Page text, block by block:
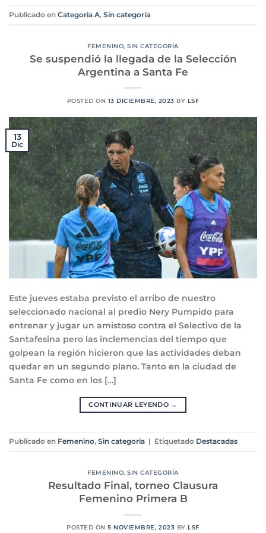
Publicado en Categoria A, Sin categoría
FEMENINO,SIN CATEGORÍA
Se suspendió la llegada de la Selección
Argentina a Santa Fe
POSTED ON 13 DICIEMBRE, 2023 BY LSF
13
Dic
Este jueves estaba previsto el arribo de nuestro
seleccionado nacional al predio Nery Pumpido para
entrenar y jugar un amistoso contra el Selectivo de la
Santafesina pero las inclemencias del tiempo que
golpean la región hicieron que las actividades deban
quedar en un segundo plano. Tanto en la ciudad de
Santa Fe como en los […]
CONTINUAR LEYENDO →
Publicado en Femenino, Sin categoría Etiquetado Destacadas
FEMENINO,SIN CATEGORÍA
Resultado Final, torneo Clausura
Femenino Primera B
POSTED ON5 NOVIEMBRE, 2023 BY LSF